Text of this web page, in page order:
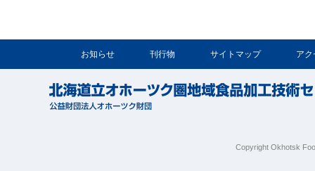
お知らせ 刊行物 サイトマップ アク
Copyright Okhotsk